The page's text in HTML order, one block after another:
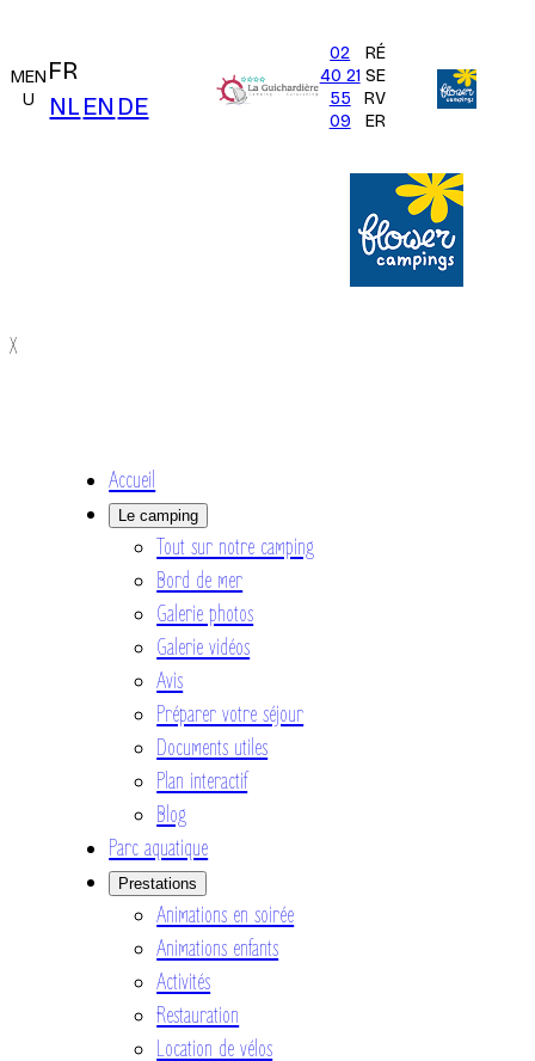
MEN
U
FR
NL EN DE
02
40 21
55
09
RÉ
SE
RV
ER
X
Accueil
Le camping
Tout sur notre camping
Bord de mer
Galerie photos
Galerie vidéos
Avis
Préparer votre séjour
Documents utiles
Plan interactif
Blog
Parc aquatique
Prestations
Animations en soirée
Animations enfants
Activités
Restauration
Location de vélos